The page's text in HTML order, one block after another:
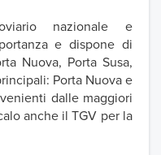
nazionale e
e dispone di
Nuova, Porta Susa,
Porta Nuova e
dalle maggiori
anche il TGV per la